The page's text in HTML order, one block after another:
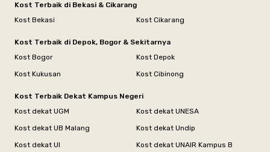
Kost Terbaik di Bekasi & Cikarang
Kost Bekasi
Kost Cikarang
Kost Terbaik di Depok, Bogor & Sekitarnya
Kost Bogor
Kost Depok
Kost Kukusan
Kost Cibinong
Kost Terbaik Dekat Kampus Negeri
Kost dekat UGM
Kost dekat UNESA
Kost dekat UB Malang
Kost dekat Undip
Kost dekat UI
Kost dekat UNAIR Kampus B